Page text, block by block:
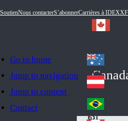
Go to home
Jump to navigation
Jump to content
Contact
SoutienNous contacterS’abonnerCarrières à IDEXX
Au
str
ali
a
Au
stri
Br